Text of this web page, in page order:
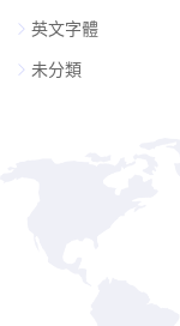
英文字體
未分類